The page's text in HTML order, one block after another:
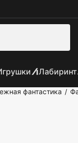
фантастика /